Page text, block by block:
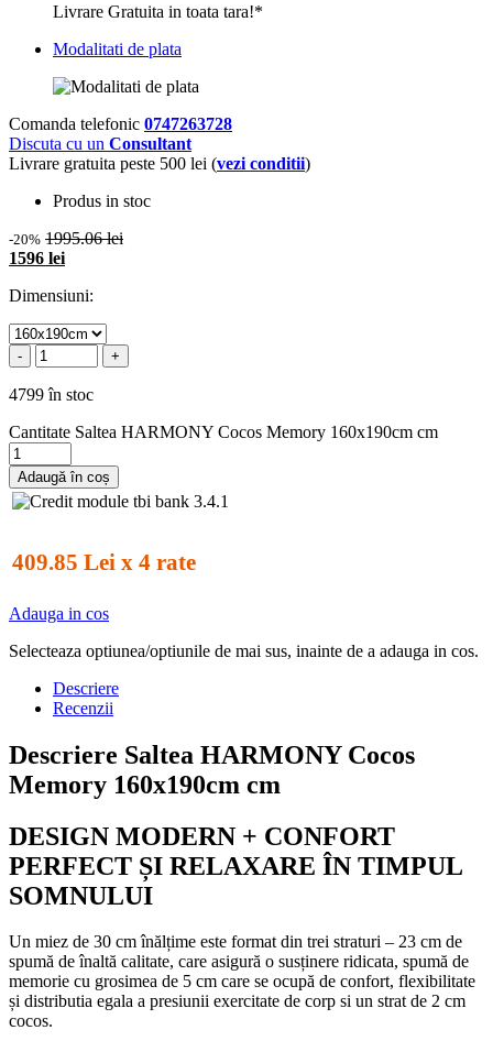
Livrare Gratuita in toata tara!*
Modalitati de plata
Comanda telefonic 0747263728
Discuta cu un Consultant
Livrare gratuita peste 500 lei (vezi conditii)
Produs in stoc
-20% 1995.06 lei
1596 lei
Dimensiuni:
- +
4799 în stoc
Cantitate Saltea HARMONY Cocos Memory 160x190cm cm
Adaugă în coș
409.85 Lei x 4 rate
Adauga in cos
Selecteaza optiunea/optiunile de mai sus, inainte de a adauga in cos.
Descriere
Recenzii
Descriere Saltea HARMONY Cocos
Memory 160x190cm cm
DESIGN MODERN + CONFORT
PERFECT ȘI RELAXARE ÎN TIMPUL
SOMNULUI
Un miez de 30 cm înălțime este format din trei straturi – 23 cm de
spumă de înaltă calitate, care asigură o susținere ridicata, spumă de
memorie cu grosimea de 5 cm care se ocupă de confort, flexibilitate
și distributia egala a presiunii exercitate de corp si un strat de 2 cm
cocos.